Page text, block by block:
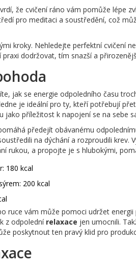
že cvičení ráno vám pomůže lépe
pro meditaci a soustředění, což
kroky. Nehledejte perfektní cvičení
dodržovat, tím snazší a
jak se energie odpoledního času
je ideální pro ty, kteří potřebují
jako příležitost k napojení se na sebe
předejít obávanému
na dýchání a rozproudili krev.
rukou, a propojte je s hlubokými,
180 kcal
200 kcal
ruce vám může pomoci udržet
z odpolední relaxace jen umocnili.
poskytnout ten pravý klid pro